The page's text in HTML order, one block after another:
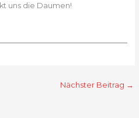
uns die Daumen!
Nächster Beitrag →